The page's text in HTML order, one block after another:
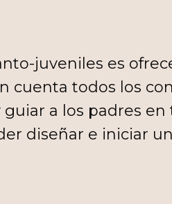
juveniles es
cuenta todos los
guiar a los padres
diseñar e iniciar